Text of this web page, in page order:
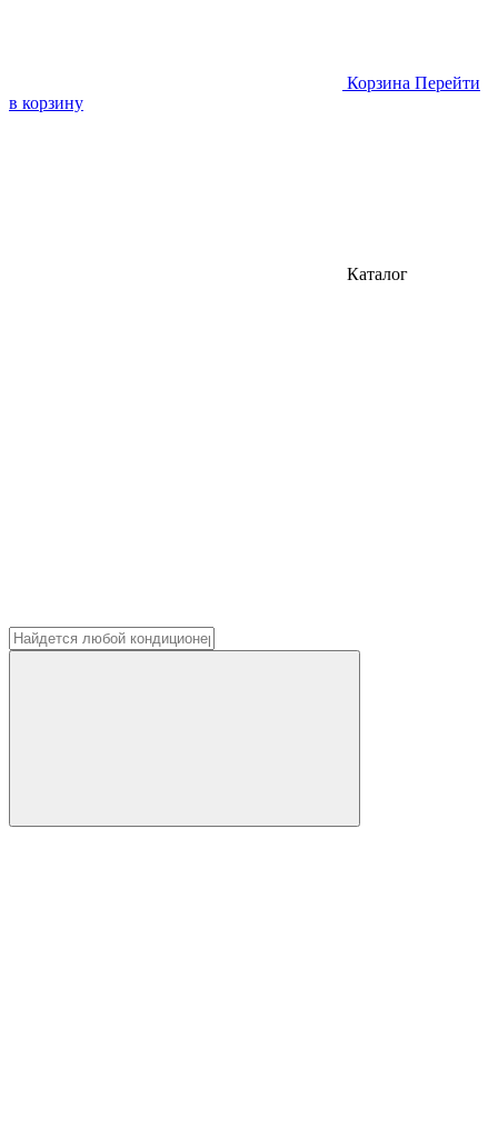
Корзина Перейти
в корзину
Каталог